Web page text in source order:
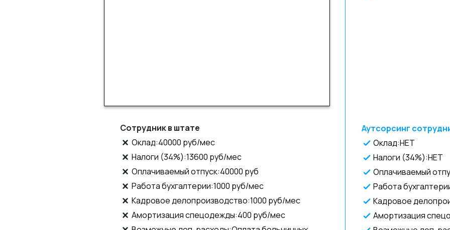
Сотрудник в штате
Оклад:40000 руб/мес
Налоги (34%):13600 руб/мес
Оплачиваемый отпуск:40000 руб
Работа бухгалтерии:1000 руб/мес
Кадровое делопроизводство:1000 руб/мес
Амортизация спецодежды:400 руб/мес
Аутсорсинг
Оклад:НЕТ
Налоги (34%):НЕТ
Оплачиваемый
Работа
Кадровое
Амортизация